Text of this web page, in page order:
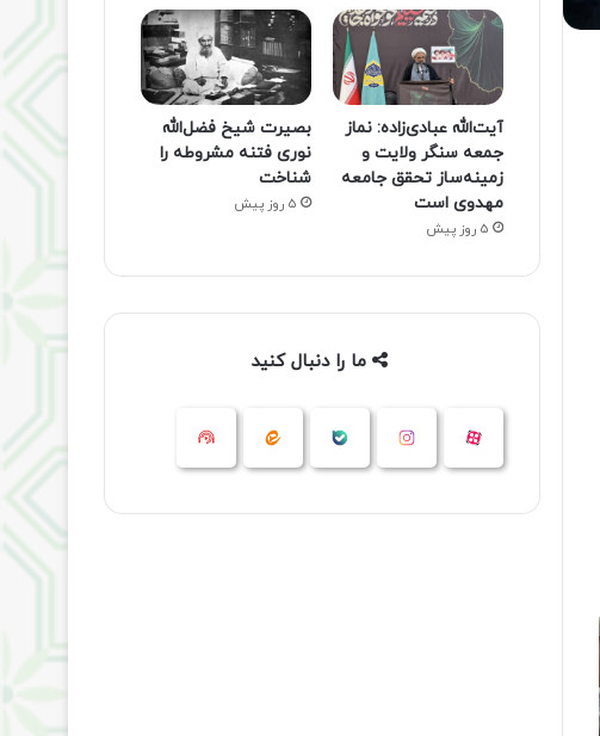
آیت‌الله عبادی‌زاده: نماز
جمعه سنگر ولایت و
زمینه‌ساز تحقق جامعه
مهدوی است
5 روز پیش
بصیرت شیخ فضل‌الله
نوری فتنه مشروطه را
شناخت
5 روز پیش
ما را دنبال کنید
آپارات اینستاگرام ایتا